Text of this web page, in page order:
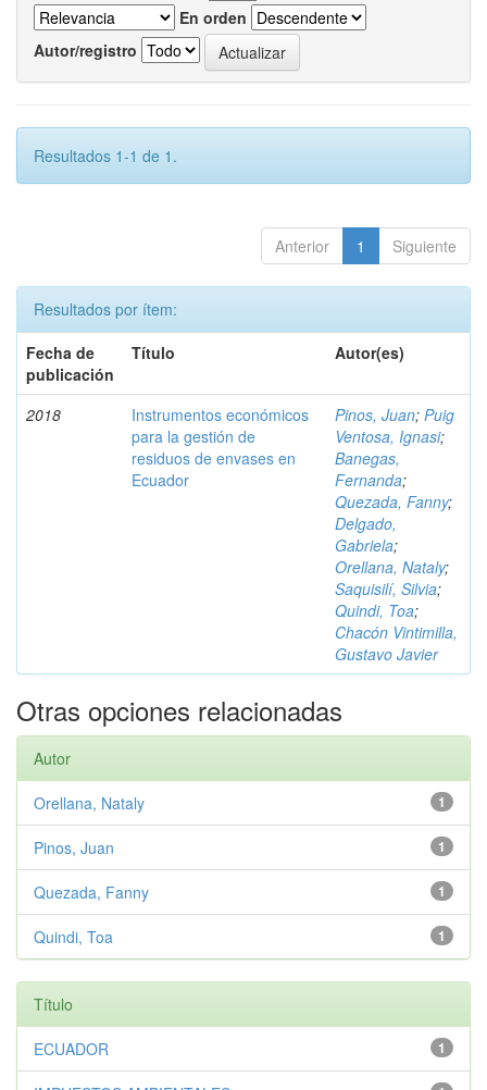
En orden
Autor/registro
Resultados 1-1 de 1.
Anterior 1 Siguiente
Resultados por ítem:
Fecha de
publicación
Título Autor(es)
2018
Instrumentos económicos
para la gestión de
residuos de envases en
Ecuador
Pinos, Juan; Puig
Ventosa, Ignasi;
Banegas,
Fernanda;
Quezada, Fanny;
Delgado,
Gabriela;
Orellana, Nataly;
Saquisilí, Silvia;
Quindi, Toa;
Chacón Vintimilla,
Gustavo Javier
Otras opciones relacionadas
Autor
1
Orellana, Nataly
1
Pinos, Juan
1
Quezada, Fanny
1
Quindi, Toa
Título
1
ECUADOR